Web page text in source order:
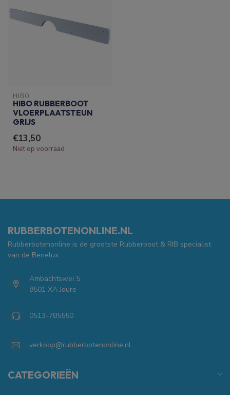
HIBO
HIBO RUBBERBOOT
VLOERPLAATSTEUN
GRIJS
€13,50
Niet op voorraad
RUBBERBOTENONLINE.NL
Rubberbotenonline is de grootste Rubberboot & RIB specialist
van de Benelux.
Ambachtswei 5
8501 XA Joure
0513-785550
verkoop@rubberbotenonline.nl
CATEGORIEËN